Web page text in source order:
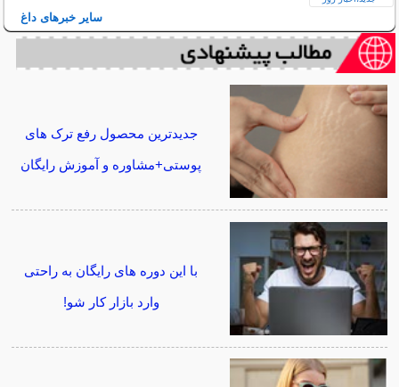
سایر خبرهای داغ
جدیدترین محصول رفع ترک های
پوستی+مشاوره و آموزش رایگان
با این دوره های رایگان به راحتی
وارد بازار کار شو!